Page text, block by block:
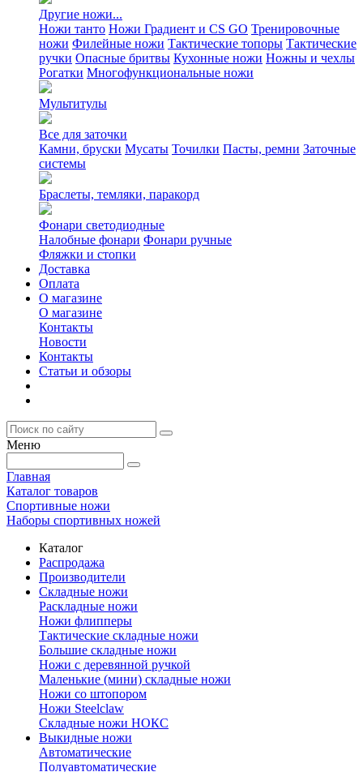
Другие ножи...
Ножи танто Ножи Градиент и CS GO Тренировочные
ножи Филейные ножи Тактические топоры Тактические
ручки Опасные бритвы Кухонные ножи Ножны и чехлы
Рогатки Многофункциональные ножи
Мультитулы
Все для заточки
Камни, бруски Мусаты Точилки Пасты, ремни Заточные
системы
Браслеты, темляки, паракорд
Фонари светодиодные
Налобные фонари Фонари ручные
Фляжки и стопки
Доставка
Оплата
О магазине
О магазине
Контакты
Новости
Контакты
Статьи и обзоры
Меню
Главная
Каталог товаров
Спортивные ножи
Наборы спортивных ножей
Каталог
Распродажа
Производители
Складные ножи
Раскладные ножи
Ножи флипперы
Тактические складные ножи
Большие складные ножи
Ножи с деревянной ручкой
Маленькие (мини) складные ножи
Ножи со штопором
Ножи Steelclaw
Складные ножи НОКС
Выкидные ножи
Автоматические
Полуавтоматические